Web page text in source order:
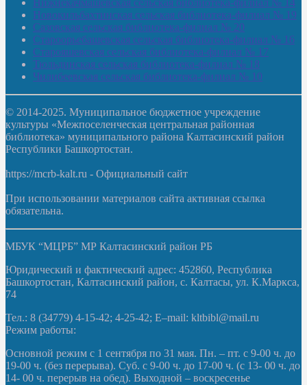
Нижнекачмашевская сельская библиотека-филиал № 14
Новокильбахтинская сельская библиотека-филиал № 19
Сазовская сельская библиотека-филиал № 20
Староорьебашевская сельская библиотека-филиал № 16
Старояшевская сельская библиотека-филиал № 17
Тюльдинская сельская библиотека-филиал № 18
Чилибеевская сельская библиотека-филиал № 10
© 2014-2025. Муниципальное бюджетное учреждение
культуры «Межпоселенческая центральная районная
библиотека» муниципального района Калтасинский район
Республики Башкортостан.
https://mcrb-kalt.ru - Официальный сайт
При использовании материалов сайта активная ссылка
обязательна.
МБУК “МЦРБ” МР Калтасинский район РБ
Юридический и фактический адрес: 452860, Республика
Башкортостан, Калтасинский район, с. Калтасы, ул. К.Маркса,
74
Тел.: 8 (34779) 4-15-42; 4-25-42; E–mail: kltbibl@mail.ru
Режим работы:
Основной режим с 1 сентября по 31 мая. Пн. – пт. с 9-00 ч. до
19-00 ч. (без перерыва). Суб. с 9-00 ч. до 17-00 ч. (с 13- 00 ч. до
14- 00 ч. перерыв на обед). Выходной – воскресенье